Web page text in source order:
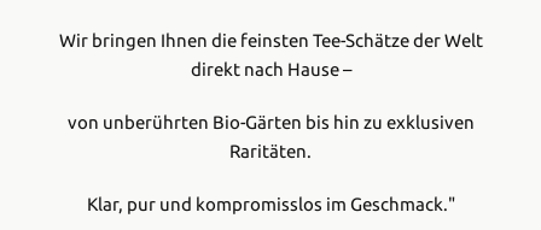
Wir bringen Ihnen die feinsten Tee-Schätze der Welt
direkt nach Hause –
von unberührten Bio-Gärten bis hin zu exklusiven
Raritäten.
Klar, pur und kompromisslos im Geschmack."